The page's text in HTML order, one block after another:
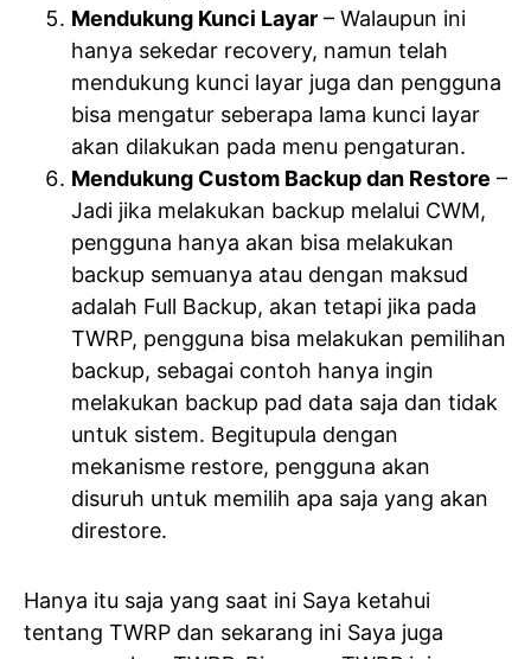
Mendukung Kunci Layar – Walaupun ini
hanya sekedar recovery, namun telah
mendukung kunci layar juga dan pengguna
bisa mengatur seberapa lama kunci layar
akan dilakukan pada menu pengaturan.
Mendukung Custom Backup dan Restore –
Jadi jika melakukan backup melalui CWM,
pengguna hanya akan bisa melakukan
backup semuanya atau dengan maksud
adalah Full Backup, akan tetapi jika pada
TWRP, pengguna bisa melakukan pemilihan
backup, sebagai contoh hanya ingin
melakukan backup pad data saja dan tidak
untuk sistem. Begitupula dengan
mekanisme restore, pengguna akan
disuruh untuk memilih apa saja yang akan
direstore.
Hanya itu saja yang saat ini Saya ketahui
tentang TWRP dan sekarang ini Saya juga